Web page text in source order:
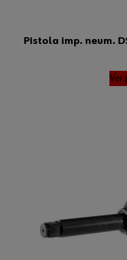
Pistola imp. neum.
Ver